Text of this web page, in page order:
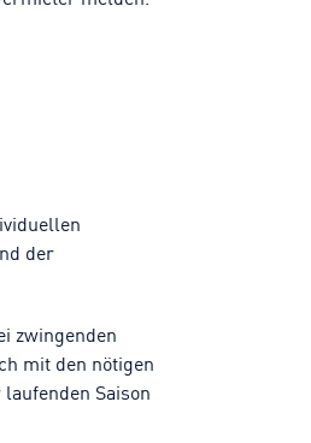
der
zwingenden
mit den nötigen
Saison